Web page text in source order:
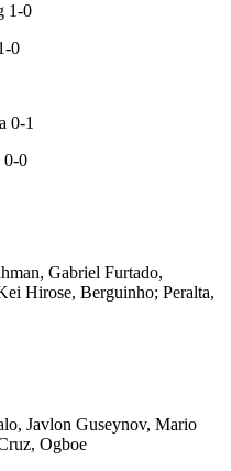
1-0
0
0-1
0-0
Gabriel Furtado,
Hirose, Berguinho; Peralta,
Javlon Guseynov, Mario
Ogboe